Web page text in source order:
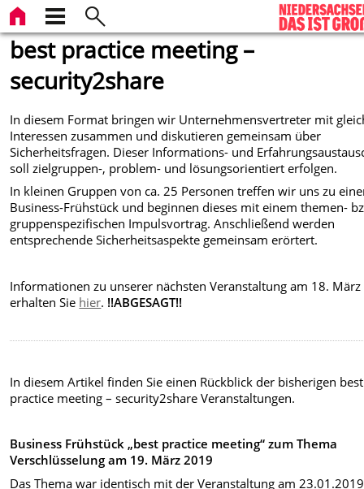
best practice meeting –
security2share
In diesem Format bringen wir Unternehmensvertreter mit
Interessen zusammen und diskutieren gemeinsam über
Sicherheitsfragen. Dieser Informations- und
soll zielgruppen-, problem- und lösungsorientiert erfolgen.
In kleinen Gruppen von ca. 25 Personen treffen wir uns zu
Business-Frühstück und beginnen dieses mit einem themen-
gruppenspezifischen Impulsvortrag. Anschließend werden
entsprechende Sicherheitsaspekte gemeinsam erörtert.
Informationen zu unserer nächsten Veranstaltung am 18.
erhalten Sie hier. !!ABGESAGT!!
In diesem Artikel finden Sie einen Rückblick der bisherigen best
practice meeting – security2share Veranstaltungen.
Business Frühstück „best practice meeting“ zum Thema
Verschlüsselung am 19. März 2019
Das Thema war identisch mit der Veranstaltung am